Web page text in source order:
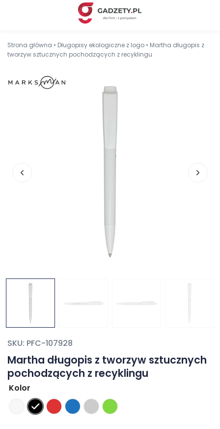
Strona główna • Długopisy ekologiczne z logo • Martha długopis z
tworzyw sztucznych pochodzących z recyklingu
Martha długopis z tworzyw sztucznych
pochodzących z recyklingu
SKU: PFC-107928
Kolor